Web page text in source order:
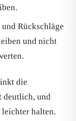
Rückschläge
und nicht
die
deutlich, und
leichter halten.